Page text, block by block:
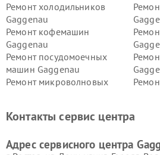
Ремонт холодильников
Gaggenau
Ремонт кофемашин
Gaggenau
Ремонт посудомоечных
машин Gaggenau
Ремонт микроволновых
Контакты сервис центра
Адрес сервисного центра